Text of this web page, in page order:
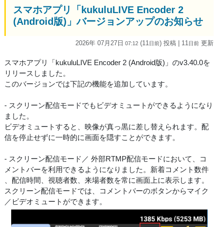
スマホアプリ「kukuluLIVE Encoder 2
(Android版)」バージョンアップのお知らせ
2026年 07月27日 07:12 (11 日前) 投稿 | 11 日前 更新
スマホアプリ「kukuluLIVE Encoder 2 (Android版)」のv3.40.0を
リリースしました。
このバージョンでは下記の機能を追加しています。
- スクリーン配信モードでもビデオミュートができるようになり
ました。
ビデオミュートすると、映像が真っ黒に差し替えられます。配
信を停止せずに一時的に画面を隠すことができます。
- スクリーン配信モード／ 外部RTMP配信モードにおいて、コ
メントバーを利用できるようになりました。新着コメント数件
、配信時間、視聴者数、来場者数を常に画面上に表示します。
スクリーン配信モードでは、コメントバーのボタンからマイク
／ビデオミュートができます。